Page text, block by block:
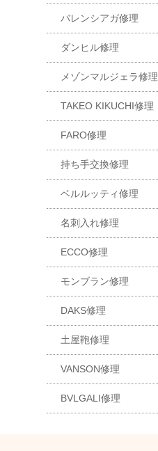
バレンシアガ修理
ダンヒル修理
メゾンマルジェラ修理
TAKEO KIKUCHI修理
FARO修理
持ち手交換修理
ベルルッティ修理
名刺入れ修理
ECCO修理
モンブラン修理
DAKS修理
土屋鞄修理
VANSON修理
BVLGALI修理